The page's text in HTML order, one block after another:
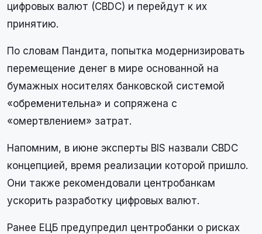
цифровых валют (CBDC) и перейдут к их
принятию.
По словам Пандита, попытка модернизировать
перемещение денег в мире основанной на
бумажных носителях банковской системой
«обременительна» и сопряжена с
«омертвлением» затрат.
Напомним, в июне эксперты BIS назвали CBDC
концепцией, время реализации которой пришло.
Они также рекомендовали центробанкам
ускорить разработку цифровых валют.
Ранее ЕЦБ предупредил центробанки о рисках